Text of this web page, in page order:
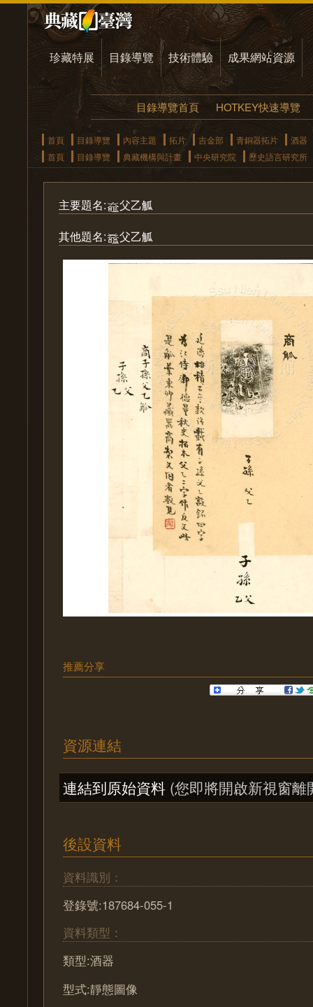
珍藏特展 目錄導覽 技術體驗 成果網站資源
目錄導覽首頁 HOTKEY快速導覽
首頁 目錄導覽 內容主題 拓片 吉金部 青銅器拓片
酒器
首頁
目錄導覽 典藏機構與計畫 中央研究院 歷史語言研究所
主要題名:
父乙觚
其他題名:
父乙觚
推薦分享
資源連結
連結到原始資料 (您即將開啟新視窗離
後設資料
資料識別：
登錄號:187684-055-1
資料類型：
類型:酒器
型式:靜態圖像